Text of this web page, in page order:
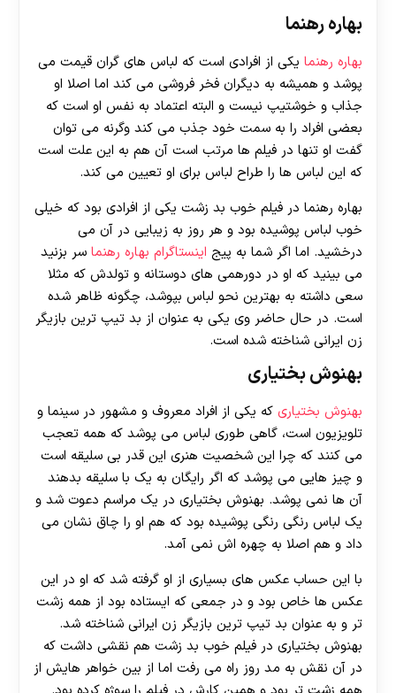
بهاره رهنما
بهاره رهنما یکی از افرادی است که لباس های گران قیمت می
پوشد و همیشه به دیگران فخر فروشی می کند اما اصلا او
جذاب و خوشتیپ نیست و البته اعتماد به نفس او است که
بعضی افراد را به سمت خود جذب می کند وگرنه می توان
گفت او تنها در فیلم ها مرتب است آن هم به این علت است
که این لباس ها را طراح لباس برای او تعیین می کند.
بهاره رهنما در فیلم خوب بد زشت یکی از افرادی بود که خیلی
خوب لباس پوشیده بود و هر روز به زیبایی در آن می
درخشید. اما اگر شما به پیج اینستاگرام بهاره رهنما سر بزنید
می بینید که او در دورهمی های دوستانه و تولدش که مثلا
سعی داشته به بهترین نحو لباس بپوشد، چگونه ظاهر شده
است. در حال حاضر وی یکی به عنوان از بد تیپ ترین بازیگر
زن ایرانی شناخته شده است.
بهنوش بختیاری
بهنوش بختیاری که یکی از افراد معروف و مشهور در سینما و
تلویزیون است، گاهی طوری لباس می پوشد که همه تعجب
می کنند که چرا این شخصیت هنری این قدر بی سلیقه است
و چیز هایی می پوشد که اگر رایگان به یک با سلیقه بدهند
آن ها نمی پوشد. بهنوش بختیاری در یک مراسم دعوت شد و
یک لباس رنگی رنگی پوشیده بود که هم او را چاق نشان می
داد و هم اصلا به چهره اش نمی آمد.
با این حساب عکس های بسیاری از او گرفته شد که او در این
عکس ها خاص بود و در جمعی که ایستاده بود از همه زشت
تر و به عنوان بد تیپ ترین بازیگر زن ایرانی شناخته شد.
بهنوش بختیاری در فیلم خوب بد زشت هم نقشی داشت که
در آن نقش به مد روز راه می رفت اما از بین خواهر هایش از